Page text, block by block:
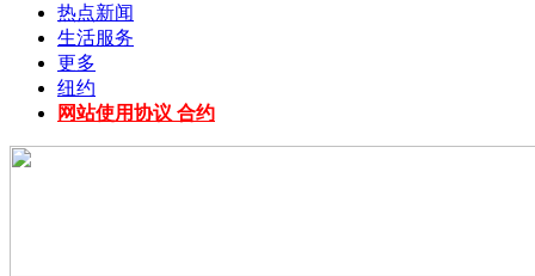
热点新闻
生活服务
更多
纽约
网站使用协议 合约